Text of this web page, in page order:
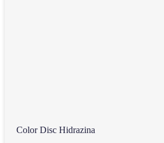
Color Disc Hidrazina